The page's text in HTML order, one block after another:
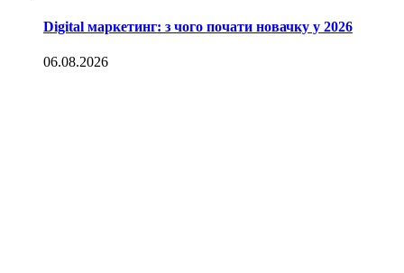
Digital маркетинг: з чого почати новачку у 2026
06.08.2026